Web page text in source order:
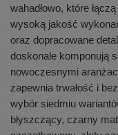
wahadłowo, które
wysoką jakość
oraz dopracowane
doskonale komponują
nowoczesnymi
zapewnia trwałość i
wybór siedmiu
błyszczący, czarny